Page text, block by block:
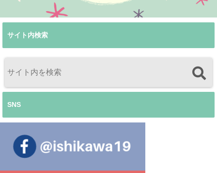
サイト内検索
SNS